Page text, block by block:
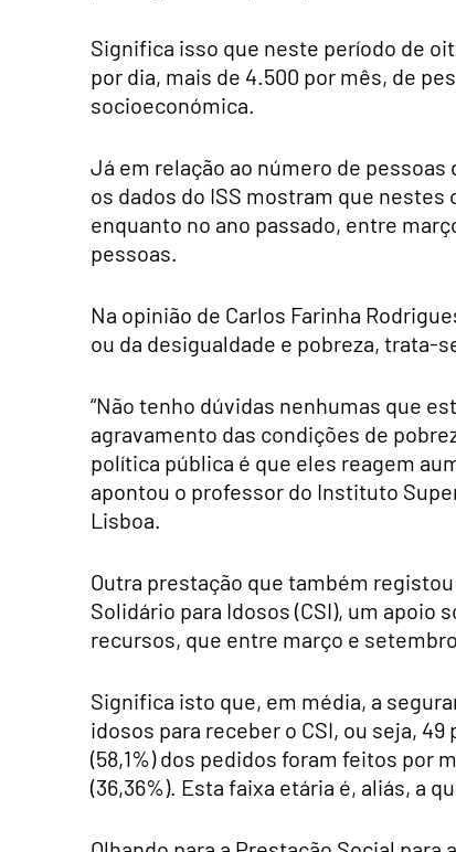
Significa isso que neste período de
por dia, mais de 4.500 por mês, de
socioeconómica.
Já em relação ao número de
os dados do ISS mostram que
enquanto no ano passado, entre
pessoas.
Na opinião de Carlos Farinha
ou da desigualdade e pobreza, trata-
“Não tenho dúvidas nenhumas que
agravamento das condições de
política pública é que eles reagem
apontou o professor do Instituto
Lisboa.
Outra prestação que também
Solidário para Idosos (CSI), um apoio
recursos, que entre março e
Significa isto que, em média, a
idosos para receber o CSI, ou seja,
(58,1%) dos pedidos foram feitos por
(36,36%). Esta faixa etária é, aliás, a